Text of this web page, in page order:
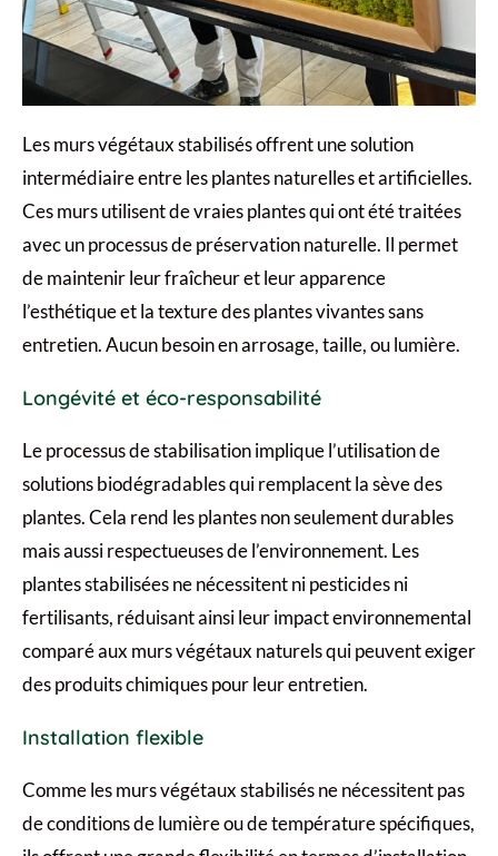
Les murs végétaux stabilisés offrent une solution
intermédiaire entre les plantes naturelles et artificielles.
Ces murs utilisent de vraies plantes qui ont été traitées
avec un processus de préservation naturelle. Il permet
de maintenir leur fraîcheur et leur apparence
l’esthétique et la texture des plantes vivantes sans
entretien. Aucun besoin en arrosage, taille, ou lumière.
Longévité et éco-responsabilité
Le processus de stabilisation implique l’utilisation de
solutions biodégradables qui remplacent la sève des
plantes. Cela rend les plantes non seulement durables
mais aussi respectueuses de l’environnement. Les
plantes stabilisées ne nécessitent ni pesticides ni
fertilisants, réduisant ainsi leur impact environnemental
comparé aux murs végétaux naturels qui peuvent exiger
des produits chimiques pour leur entretien.
Installation flexible
Comme les murs végétaux stabilisés ne nécessitent pas
de conditions de lumière ou de température spécifiques,